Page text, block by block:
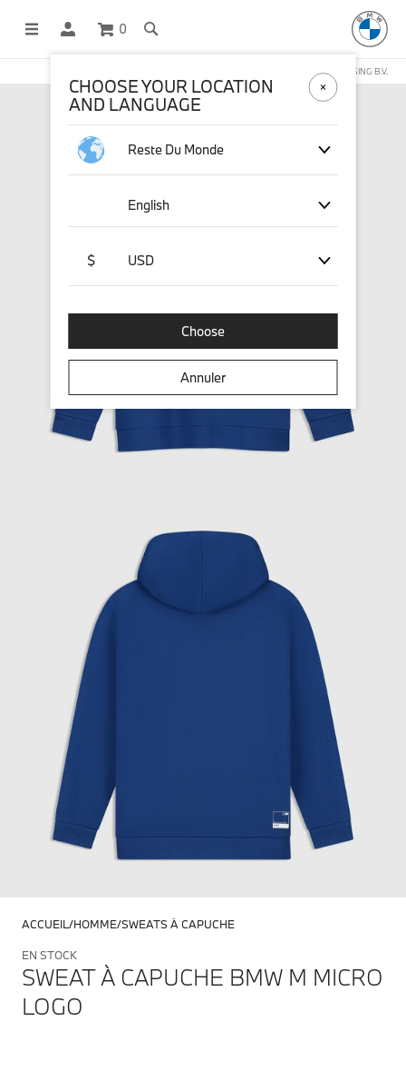
0
BOUTIQUE EN LIGNE GÉRÉE PAR STICHD SPORTSMERCHANDISING B.V.
ACCUEIL HOMME SWEATS À CAPUCHE
EN STOCK
SWEAT À CAPUCHE BMW M MICRO
LOGO
CHOOSE YOUR LOCATION
AND LANGUAGE
Reste Du Monde
English
$ USD
Choose
Annuler